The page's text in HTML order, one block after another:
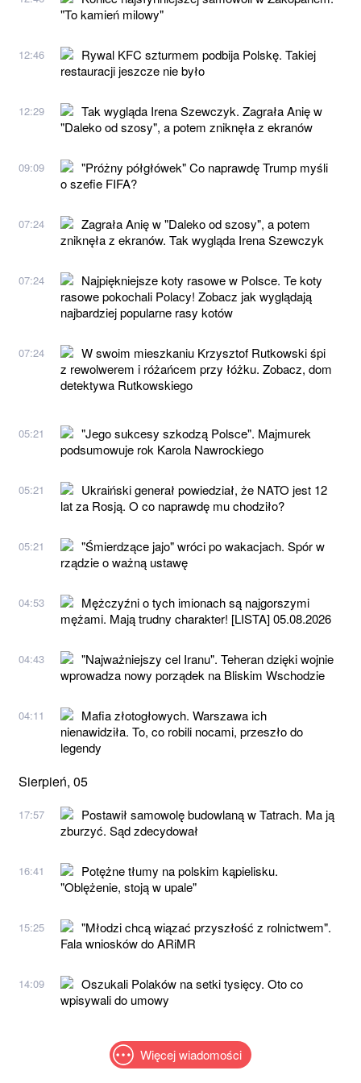
"To kamień milowy"
12:46
Rywal KFC szturmem podbija Polskę. Takiej
restauracji jeszcze nie było
12:29
Tak wygląda Irena Szewczyk. Zagrała Anię w
"Daleko od szosy", a potem zniknęła z ekranów
09:09
"Próżny półgłówek" Co naprawdę Trump myśli
o szefie FIFA?
07:24
Zagrała Anię w "Daleko od szosy", a potem
zniknęła z ekranów. Tak wygląda Irena Szewczyk
07:24
Najpiękniejsze koty rasowe w Polsce. Te koty
rasowe pokochali Polacy! Zobacz jak wyglądają
najbardziej popularne rasy kotów
07:24
W swoim mieszkaniu Krzysztof Rutkowski śpi
z rewolwerem i różańcem przy łóżku. Zobacz, dom
detektywa Rutkowskiego
05:21
"Jego sukcesy szkodzą Polsce". Majmurek
podsumowuje rok Karola Nawrockiego
05:21
Ukraiński generał powiedział, że NATO jest 12
lat za Rosją. O co naprawdę mu chodziło?
05:21
"Śmierdzące jajo" wróci po wakacjach. Spór w
rządzie o ważną ustawę
04:53
Mężczyźni o tych imionach są najgorszymi
mężami. Mają trudny charakter! [LISTA] 05.08.2026
04:43
"Najważniejszy cel Iranu". Teheran dzięki wojnie
wprowadza nowy porządek na Bliskim Wschodzie
04:11
Mafia złotogłowych. Warszawa ich
nienawidziła. To, co robili nocami, przeszło do
legendy
Sierpień, 05
17:57
Postawił samowolę budowlaną w Tatrach. Ma ją
zburzyć. Sąd zdecydował
16:41
Potężne tłumy na polskim kąpielisku.
"Oblężenie, stoją w upale"
15:25
"Młodzi chcą wiązać przyszłość z rolnictwem".
Fala wniosków do ARiMR
14:09
Oszukali Polaków na setki tysięcy. Oto co
wpisywali do umowy
Więcej wiadomości